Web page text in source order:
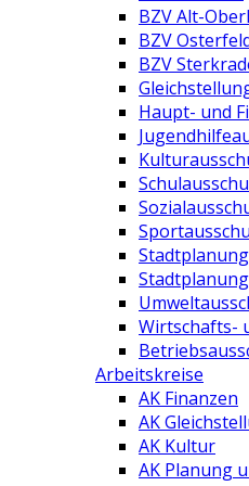
BZV Alt-
BZV
BZV
Haupt- und
Wirtschafts-
Arbeitskreise
AK Finanzen
AK
AK Kultur
AK Planung